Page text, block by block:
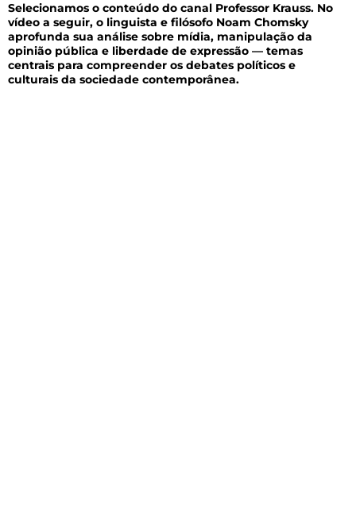
Selecionamos o conteúdo do canal Professor Krauss. No
vídeo a seguir, o linguista e filósofo Noam Chomsky
aprofunda sua análise sobre mídia, manipulação da
opinião pública e liberdade de expressão — temas
centrais para compreender os debates políticos e
culturais da sociedade contemporânea.